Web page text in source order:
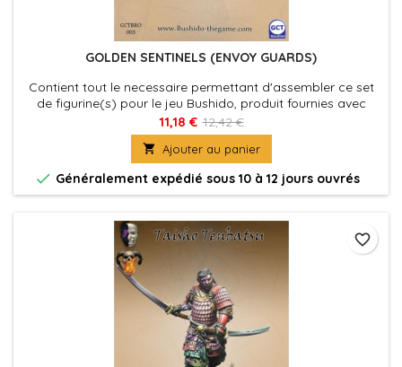
GOLDEN SENTINELS (ENVOY GUARDS)
Contient tout le necessaire permettant d'assembler ce set
de figurine(s) pour le jeu Bushido, produit fournies avec
leurs socles en plastique. Figurine(s) à peindre et à
assembler
11,18 € 12,42 €
 Ajouter au panier
 Généralement expédié sous 10 à 12 jours ouvrés
favorite_border